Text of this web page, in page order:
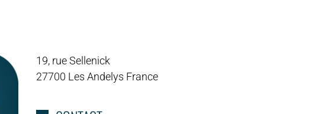
19, rue Sellenick
27700 Les Andelys France